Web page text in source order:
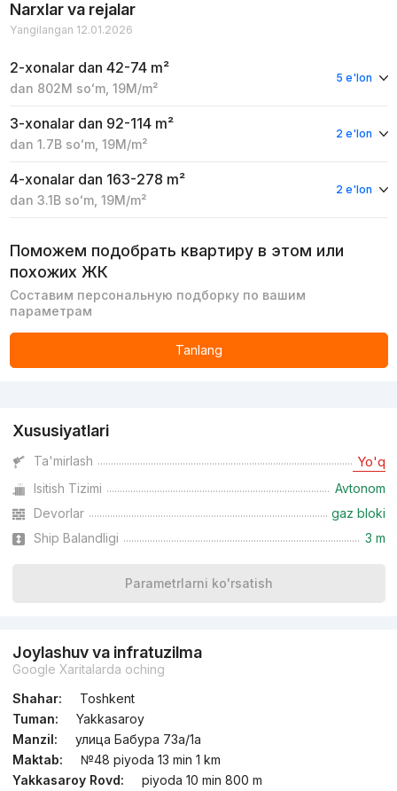
Narxlar va rejalar
Yangilangan 12.01.2026
2-xonalar dan 42-74 m²
dan 802M soʻm, 19M/m²
5 e'lon
3-xonalar dan 92-114 m²
dan 1.7B soʻm, 19M/m²
2 e'lon
4-xonalar dan 163-278 m²
dan 3.1B soʻm, 19M/m²
2 e'lon
Поможем подобрать квартиру в этом или
похожих ЖК
Составим персональную подборку по вашим
параметрам
Tanlang
Xususiyatlari
Ta'mirlash Yo'q
Isitish Tizimi
Avtonom
Devorlar
gaz bloki
Ship Balandligi
3 m
Parametrlarni ko'rsatish
Joylashuv va infratuzilma
Google Xaritalarda oching
Shahar:
Toshkent
Tuman:
Yakkasaroy
Manzil:
улица Бабура 73a/1a
Maktab:
№48 piyoda 13 min 1 km
Yakkasaroy Rovd:
piyoda 10 min 800 m